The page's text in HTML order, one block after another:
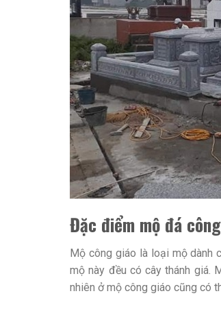
Đặc điểm mộ đá
Mộ công giáo là loại mộ dành
mộ này đều có cây thánh giá.
nhiên ở mộ công giáo cũng có